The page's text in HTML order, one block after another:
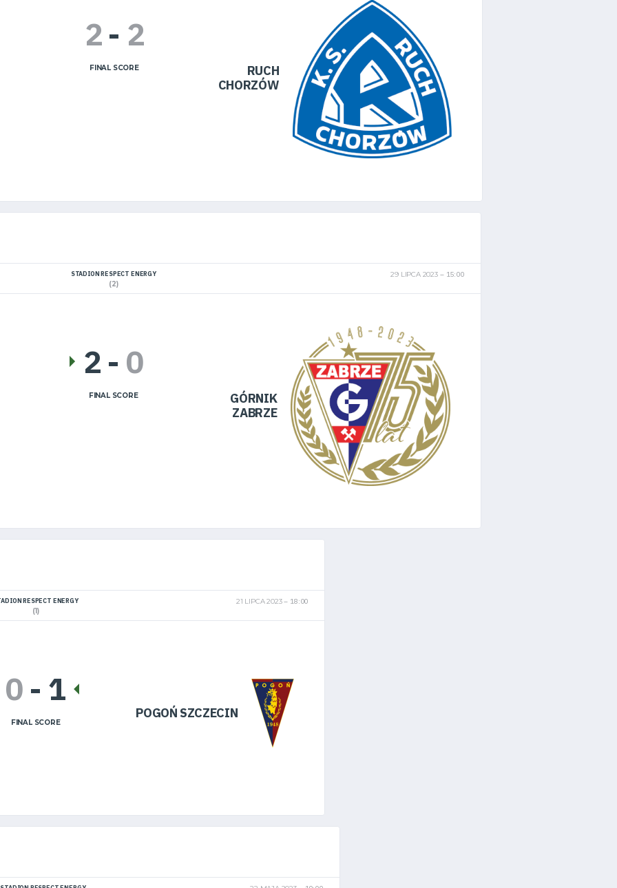
RUCH
CHORZÓW
2- 2
FINAL SCORE
STADION RESPECT ENERGY 29 LIPCA 2023
15:00
(2)
GÓRNIK
ZABRZE
2 - 0
FINAL SCORE
RESPECT ENERGY 21 LIPCA 2023
18:00
(1)
POGOŃ SZCZECIN
0 - 1
FINAL SCORE